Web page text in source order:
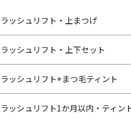
ラッシュリフト・上まつげ
ラッシュリフト・上下セット
ラッシュリフト+まつ毛ティント
ラッシュリフト1か月以内・ティン